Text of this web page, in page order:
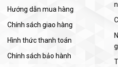
Hướng dẫn mua hàng
Chính sách giao hàng
Hình thức thanh toán
Chính sách bảo hành